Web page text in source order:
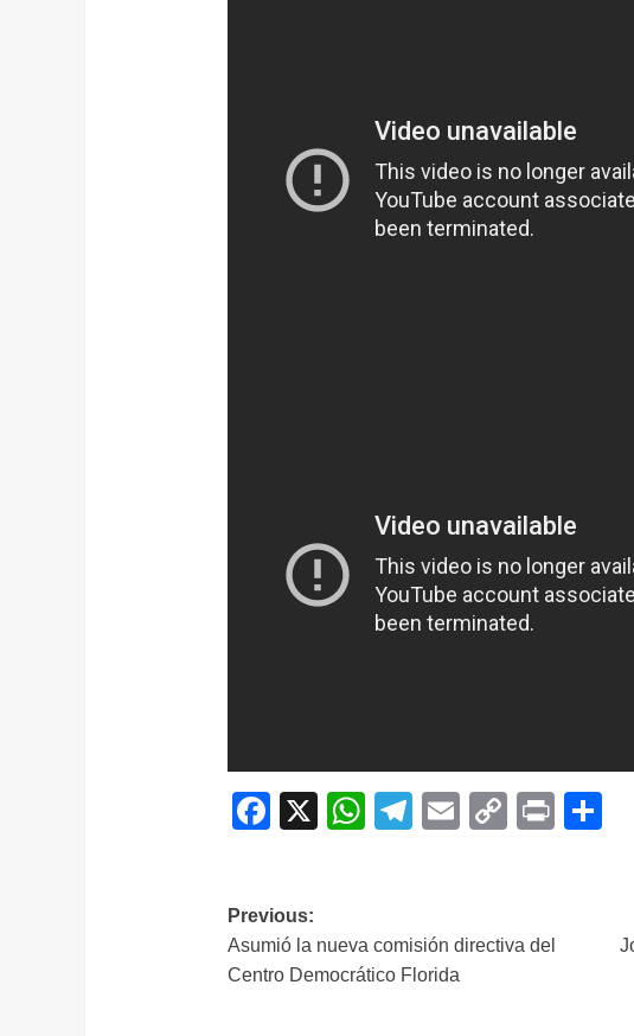
Facebook
X WhatsApp
Telegram
EmailCopyPrint
Navegación
de
Previous:
Asumió la nueva comisión directiva del
Centro Democrático Florida